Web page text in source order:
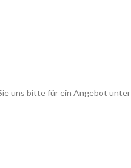
uns bitte für ein Angebot unter